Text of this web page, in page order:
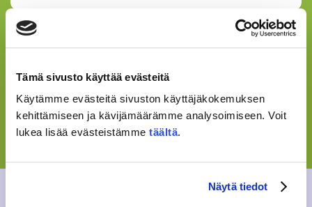
Tämä sivusto käyttää evästeitä
Käytämme evästeitä sivuston käyttäjäkokemuksen
kehittämiseen ja kävijämäärämme analysoimiseen. Voit
lukea lisää evästeistämme täältä.
Näytä tiedot
TALVI ON VUODEN PARASTA
Talvi on vuoden parasta aikaa Suomessa, ainakin silloin
kun pakkasta ei ole niin paljon että silmät jäätyy kiinni. Tai
sanottaisiinko että kevättalvi on se mukavin vuodenaika.
Aurinko paistaa, lumi kimalteleee kevätaurigossa ja
BLOGI